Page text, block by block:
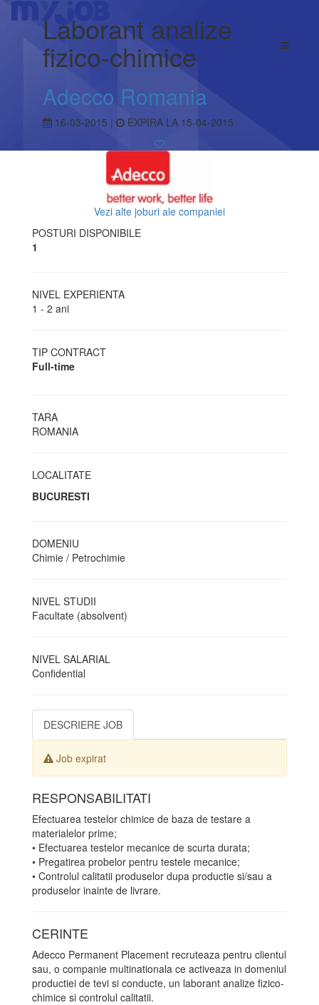
Laborant analize
fizico-chimice
Adecco Romania
16-03-2015 | EXPIRA LA 15-04-2015
Vezi alte joburi ale companiei
POSTURI DISPONIBILE
1
NIVEL EXPERIENTA
1 - 2 ani
TIP CONTRACT
Full-time
TARA
ROMANIA
LOCALITATE
BUCURESTI
DOMENIU
Chimie / Petrochimie
NIVEL STUDII
Facultate (absolvent)
NIVEL SALARIAL
Confidential
DESCRIERE JOB
Job expirat
RESPONSABILITATI
Efectuarea testelor chimice de baza de testare a
materialelor prime;
• Efectuarea testelor mecanice de scurta durata;
• Pregatirea probelor pentru testele mecanice;
• Controlul calitatii produselor dupa productie si/sau a
produselor inainte de livrare.
CERINTE
Adecco Permanent Placement recruteaza pentru clientul
sau, o companie multinationala ce activeaza in domeniul
productiei de tevi si conducte, un laborant analize fizico-
chimice si controlul calitatii.